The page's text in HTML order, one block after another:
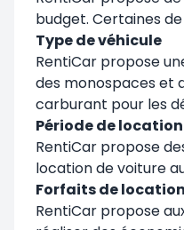
budget. Certaines
Type de véhicule
RentiCar propose
des monospaces et
carburant pour les
Période de location
RentiCar propose
location de voiture
Forfaits de location
RentiCar propose